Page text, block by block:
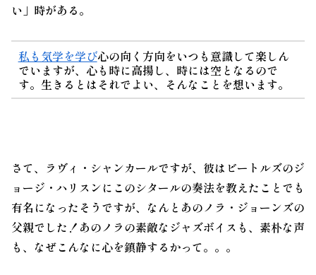
い」時がある。
私も気学を学び心の向く方向をいつも意識して楽しん
でいますが、心も時に高揚し、時には空となるので
す。生きるとはそれでよい、そんなことを想います。
さて、ラヴィ・シャンカールですが、彼は ビートルズのジ
ョージ・ハリスンにこのシタールの奏法を教えたことでも
有名になったそうですが、なんとあのノラ・ジョーンズの
父親でした！あのノラの素敵なジャズボイスも、素朴な声
も、なぜこんなに心を鎮静するかって。。。